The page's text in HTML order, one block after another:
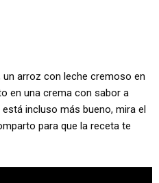
arroz con leche cremoso en
en una crema con sabor a
incluso más bueno, mira el
para que la receta te